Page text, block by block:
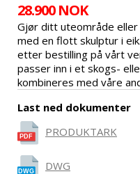
28.900 NOK
Gjør ditt uteområde eller
med en flott skulptur i
etter bestilling på vårt
passer inn i et skogs-
kombineres med våre
Last ned dokumenter
PRODUKTARK
DWG